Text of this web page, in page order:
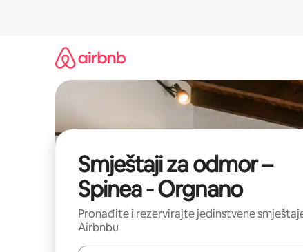
Smještaji za odmor –
Spinea - Orgnano
Pronađite i rezervirajte jedinstvene
Airbnbu